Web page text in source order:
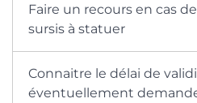
Faire un recours en cas
sursis à statuer
Connaitre le délai de
éventuellement